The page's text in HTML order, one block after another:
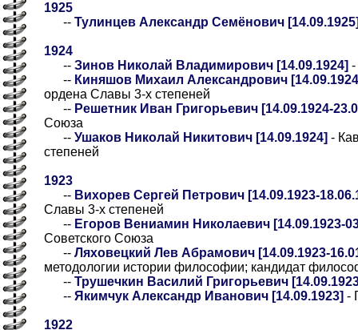
1925
-- Тулинцев Александр Семёнович
1924
-- Зинов Николай Владимирович [14.09.1924] -
-- Киняшов Михаил Александрович
ордена Славы 3-х степеней
-- Решетник Иван Григорьевич [14.09.1924-
Союза
-- Ушаков Николай Никитович [14.09.1924] -
степеней
1923
-- Вихорев Сергей Петрович [14.09.1923-
Славы 3-х степеней
-- Егоров Вениамин Николаевич [14.09.1923-
Советского Союза
-- Ляховецкий Лев Абрамович [14.09.1923-
методологии истории философии; кандидат
-- Трушечкин Василий Григорьевич
-- Якимчук Александр Иванович [14.09.1923] -
1922